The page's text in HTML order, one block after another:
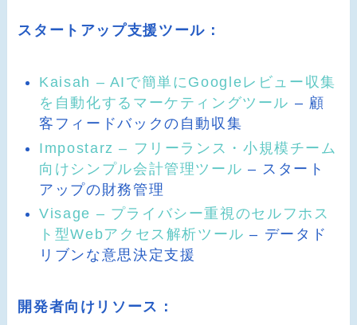
スタートアップ支援ツール：
Kaisah – AIで簡単にGoogleレビュー収集
を自動化するマーケティングツール – 顧
客フィードバックの自動収集
Impostarz – フリーランス・小規模チーム
向けシンプル会計管理ツール – スタート
アップの財務管理
Visage – プライバシー重視のセルフホス
ト型Webアクセス解析ツール – データド
リブンな意思決定支援
開発者向けリソース：